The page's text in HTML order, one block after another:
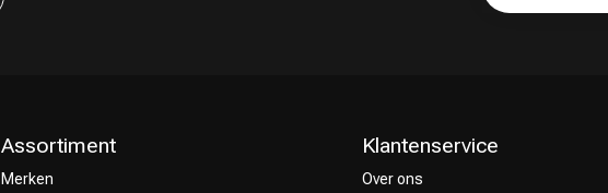
Assortiment
Merken
Klantenservice
Over ons